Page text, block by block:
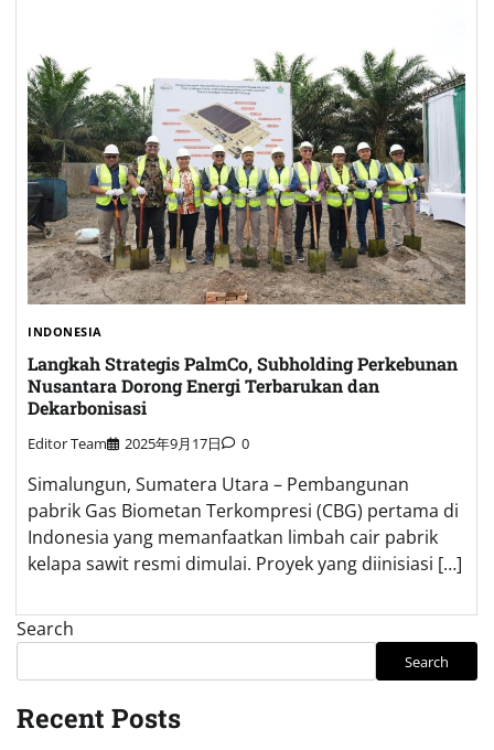
INDONESIA
Langkah Strategis PalmCo, Subholding Perkebunan
Nusantara Dorong Energi Terbarukan dan
Dekarbonisasi
Editor Team 2025年9月17日 0
Simalungun, Sumatera Utara – Pembangunan
pabrik Gas Biometan Terkompresi (CBG) pertama di
Indonesia yang memanfaatkan limbah cair pabrik
kelapa sawit resmi dimulai. Proyek yang diinisiasi […]
Search
Search
Recent Posts